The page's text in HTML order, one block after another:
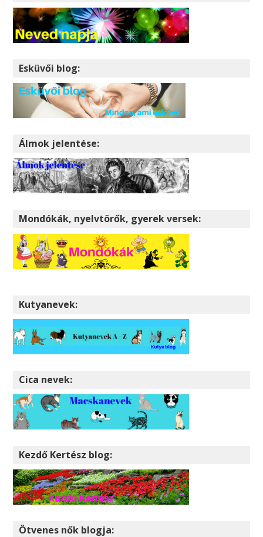
Esküvői blog:
Álmok jelentése:
Mondókák, nyelvtörők, gyerek versek:
Kutyanevek:
Cica nevek:
Kezdő Kertész blog:
Ötvenes nők blogja: